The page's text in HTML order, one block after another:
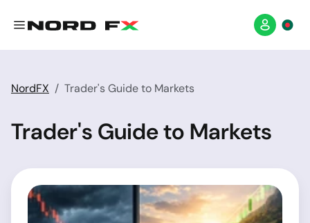
NordFX Trader's Guide to Markets
Trader's Guide to Markets